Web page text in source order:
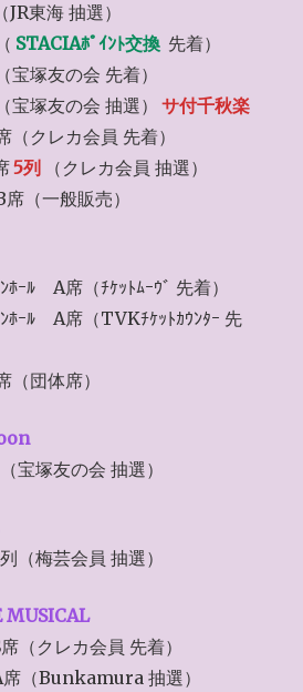
東海 抽選）
STACIAﾎﾟｲﾝﾄ交換 先着）
塚友の会 先着）
塚友の会 抽選）
サ付千秋楽
クレカ会員 先着）
5列
（クレカ会員 抽選）
（一般販売）
ｰﾙ A席（ﾁｹｯﾄﾑｰｳﾞ 先着）
ﾎｰﾙ A席（TVKﾁｹｯﾄｶｳﾝﾀｰ 先
団体席）
（宝塚友の会 抽選）
梅芸会員 抽選）
MUSICAL
（クレカ会員 先着）
（Bunkamura 抽選）